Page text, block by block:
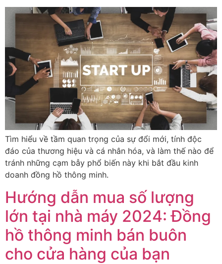
Tìm hiểu về tầm quan trọng của sự đổi mới, tính độc
đáo của thương hiệu và cá nhân hóa, và làm thế nào để
tránh những cạm bẫy phổ biến này khi bắt đầu kinh
doanh đồng hồ thông minh.
Hướng dẫn mua số lượng
lớn tại nhà máy 2024: Đồng
hồ thông minh bán buôn
cho cửa hàng của bạn